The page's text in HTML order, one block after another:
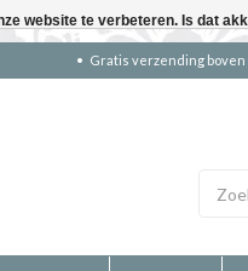
Gratis verzending boven
website te verbeteren. Is dat